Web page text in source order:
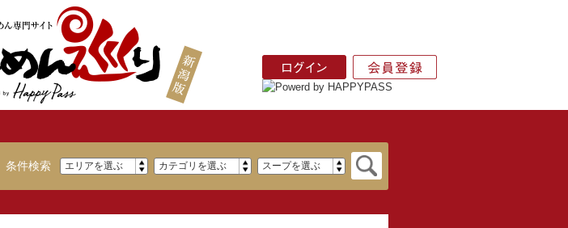
条件検索